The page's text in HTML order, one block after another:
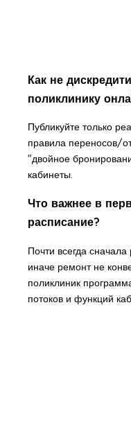
Как не
поликлинику
Публикуйте только
правила переносов/
"двойное
кабинеты.
Что важнее в
расписание?
Почти всегда
иначе ремонт не
поликлиник
потоков и функций